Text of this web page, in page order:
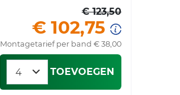
€ 123,50
€ 102,75
Montagetarief per band € 38,00
TOEVOEGEN